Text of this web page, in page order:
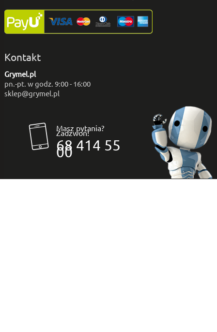
Kontakt
Grymel.pl
pn.-pt. w godz. 9:00 - 16:00
sklep@grymel.pl
Masz pytania?
Zadzwoń!
68 414 55
00